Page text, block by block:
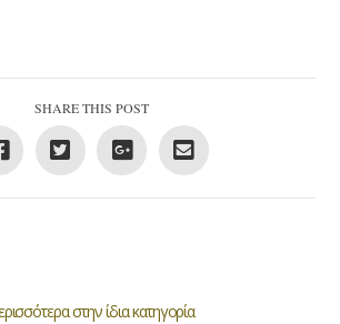
SHARE THIS POST
στην ίδια κατηγορία